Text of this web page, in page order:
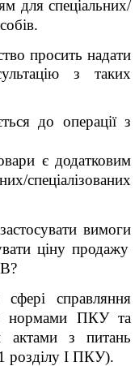
для спеціальних/
.
просить надати
з таких
до операції з
є додатковим
вимоги
ціну продажу
?
справляння
нормами ПКУ та
актами з питань
розділу І ПКУ).